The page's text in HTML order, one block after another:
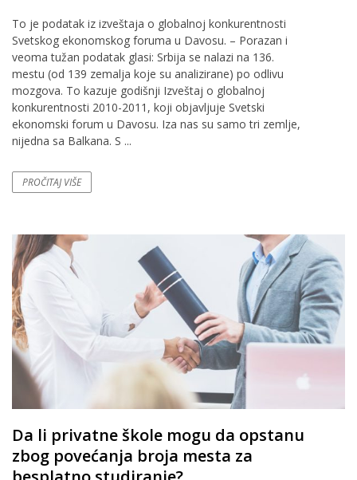
To je podatak iz izveštaja o globalnoj konkurentnosti
Svetskog ekonomskog foruma u Davosu. – Porazan i
veoma tužan podatak glasi: Srbija se nalazi na 136.
mestu (od 139 zemalja koje su analizirane) po odlivu
mozgova. To kazuje godišnji Izveštaj o globalnoj
konkurentnosti 2010-2011, koji objavljuje Svetski
ekonomski forum u Davosu. Iza nas su samo tri zemlje,
nijedna sa Balkana. S ...
PROČITAJ VIŠE
Da li privatne škole mogu da opstanu
zbog povećanja broja mesta za